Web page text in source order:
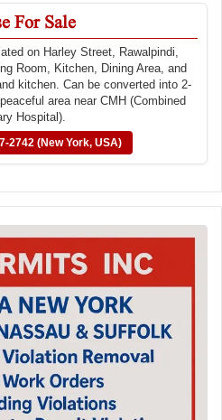
For Sale
on Harley Street, Rawalpindi,
Room, Kitchen, Dining Area, and
kitchen. Can be converted into 2-
area near CMH (Combined
Hospital).
2742 (New York, USA)